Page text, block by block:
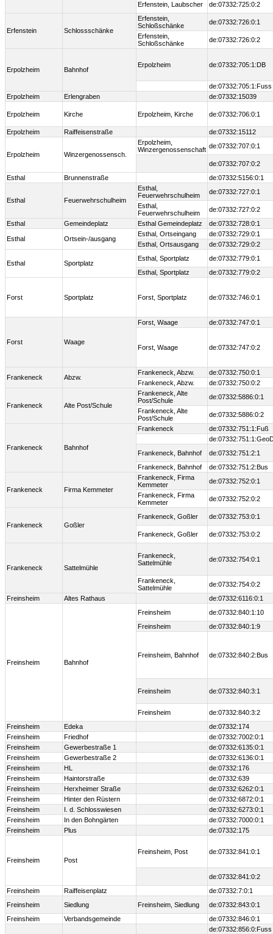
Erfenstein, Laubscher de:07332:725:0:2
Erfenstein Schlossschänke
Erfenstein,
Schloßschänke
de:07332:726:0:1
Erfenstein,
Schloßschänke
de:07332:726:0:2
Erpolzheim Bahnhof
Erpolzheim de:07332:705:1:DB
de:07332:705:1:Fuss
Erpolzheim
Erlengraben de:07332:15039
Erpolzheim Kirche Erpolzheim, Kirche de:07332:706:0:1
Erpolzheim Raiffeisenstraße de:07332:15112
Erpolzheim Winzergenossensch.
Erpolzheim,
Winzergenossenschaft de:07332:707:0:1
de:07332:707:0:2
Esthal
Brunnenstraße de:07332:5156:0:1
Esthal Feuerwehrschulheim
Esthal,
Feuerwehrschulheim
de:07332:727:0:1
Esthal,
Feuerwehrschulheim
de:07332:727:0:2
Esthal
Gemeindeplatz Esthal Gemeindeplatz de:07332:728:0:1
Esthal Ortsein-/ausgang
Esthal, Ortseingang
de:07332:729:0:1
Esthal, Ortsausgang
de:07332:729:0:2
Esthal Sportplatz
Esthal, Sportplatz
de:07332:779:0:1
Esthal, Sportplatz
de:07332:779:0:2
Forst Sportplatz Forst, Sportplatz de:07332:746:0:1
Forst Waage
Forst, Waage de:07332:747:0:1
Forst, Waage de:07332:747:0:2
Frankeneck Abzw.
Frankeneck, Abzw.
de:07332:750:0:1
Frankeneck, Abzw.
de:07332:750:0:2
Frankeneck Alte Post/Schule
Frankeneck, Alte
Post/Schule
de:07332:5886:0:1
Frankeneck, Alte
Post/Schule
de:07332:5886:0:2
Frankeneck Bahnhof
Frankeneck
de:07332:751:1:Fuß
Frankeneck, Bahnhof
de:07332:751:2:1
Frankeneck, Bahnhof
de:07332:751:2:Bus
Frankeneck Firma Kemmeter
Frankeneck, Firma
Kemmeter
de:07332:752:0:1
Frankeneck, Firma
Kemmeter
de:07332:752:0:2
Frankeneck Goßler
Frankeneck, Goßler de:07332:753:0:1
Frankeneck, Goßler de:07332:753:0:2
Frankeneck Sattelmühle
Frankeneck,
Sattelmühle
de:07332:754:0:1
Frankeneck,
Sattelmühle
de:07332:754:0:2
Freinsheim
Altes Rathaus de:07332:6116:0:1
Freinsheim Bahnhof
Freinsheim
de:07332:840:1:10
Freinsheim
de:07332:840:1:9
Freinsheim, Bahnhof de:07332:840:2:Bus
Freinsheim de:07332:840:3:1
Freinsheim
de:07332:840:3:2
Freinsheim
Edeka
de:07332:174
Freinsheim
Friedhof
de:07332:7002:0:1
Freinsheim
Gewerbestraße 1
de:07332:6135:0:1
Freinsheim
Gewerbestraße 2
de:07332:6136:0:1
Freinsheim
HL
de:07332:176
Freinsheim
Haintorstraße
de:07332:639
Freinsheim
Herxheimer Straße
de:07332:6262:0:1
Freinsheim
Hinter den Rüstern
de:07332:6872:0:1
Freinsheim
I. d. Schlosswiesen
de:07332:6273:0:1
Freinsheim
In den Bohngärten
de:07332:7000:0:1
Freinsheim
Plus de:07332:175
Freinsheim Post
Freinsheim, Post de:07332:841:0:1
de:07332:841:0:2
Freinsheim
Raiffeisenplatz
de:07332:7:0:1
Freinsheim
Siedlung Freinsheim, Siedlung
de:07332:843:0:1
Freinsheim
Verbandsgemeinde de:07332:846:0:1
de:07332:856:0:Fuss